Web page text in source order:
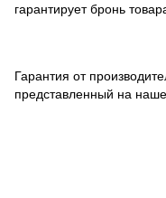
гарантирует бронь
Гарантия от
представленный на